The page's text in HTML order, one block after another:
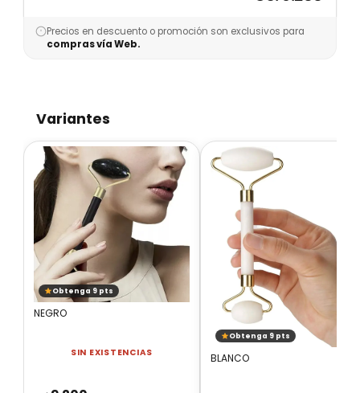
Precios en descuento o promoción son exclusivos para
compras vía Web.
Variantes
Obtenga 9 pts
NEGRO
SIN EXISTENCIAS
Obtenga 9 pts
BLANCO